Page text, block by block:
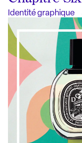
Identité graphique